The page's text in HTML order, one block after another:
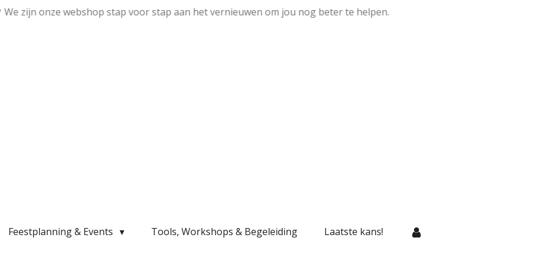
We zijn onze webshop stap voor stap aan het vernieuwen om jou nog beter te helpen.
Feestplanning & Events Tools, Workshops & Begeleiding Laatste kans!